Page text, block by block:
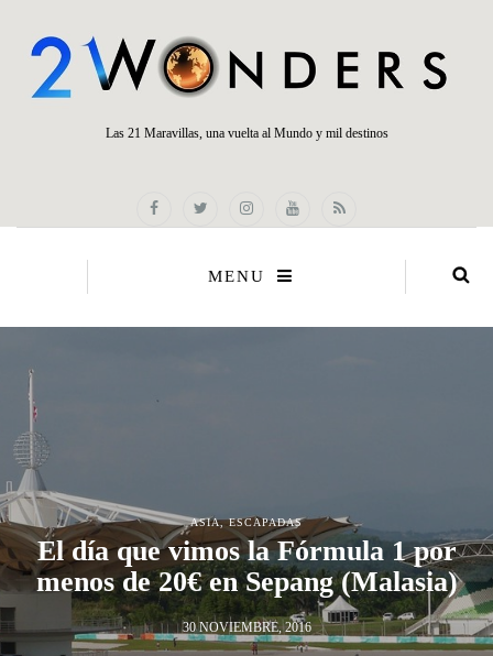
Las 21 Maravillas, una vuelta al Mundo y mil destinos
MENU
ASIA,ESCAPADAS
El día que vimos la Fórmula 1 por
menos de 20€ en Sepang (Malasia)
30 NOVIEMBRE, 2016